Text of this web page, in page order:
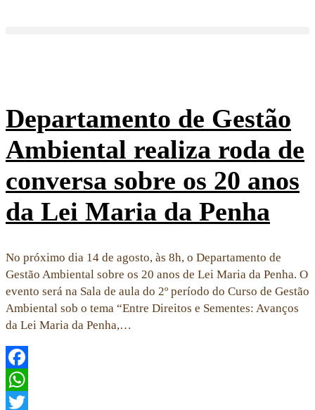
Departamento de Gestão
Ambiental realiza roda de
conversa sobre os 20 anos
da Lei Maria da Penha
No próximo dia 14 de agosto, às 8h, o Departamento de
Gestão Ambiental sobre os 20 anos de Lei Maria da Penha. O
evento será na Sala de aula do 2º período do Curso de Gestão
Ambiental sob o tema “Entre Direitos e Sementes: Avanços
da Lei Maria da Penha,…
Facebook
WhatsApp